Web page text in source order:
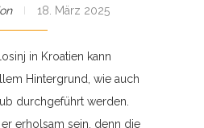
18. März 2025
in Kroatien kann
Hintergrund, wie auch
durchgeführt werden.
erholsam sein, denn die